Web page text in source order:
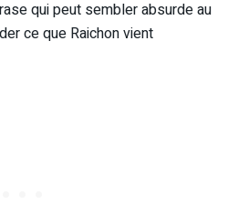
qui peut sembler absurde au
ce que Raichon vient